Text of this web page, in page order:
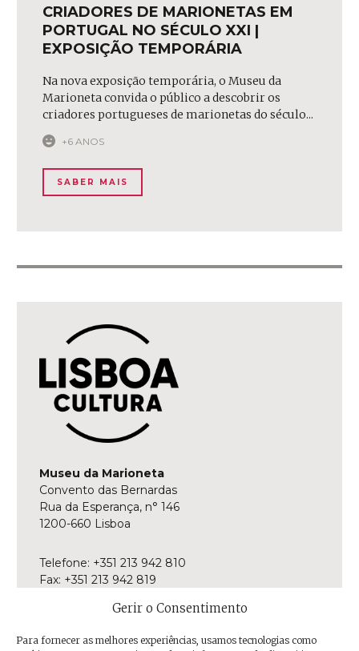
Gerir o Consentimento
Para fornecer as melhores experiências, usamos tecnologias como
CRIADORES DE MARIONETAS EM
PORTUGAL NO SÉCULO XXI |
EXPOSIÇÃO TEMPORÁRIA
Na nova exposição temporária, o Museu da
Marioneta convida o público a descobrir os
criadores portugueses de marionetas do século...
+6 ANOS
SABER MAIS
Museu da Marioneta
Convento das Bernardas
Rua da Esperança, n° 146
1200-660 Lisboa
Telefone: +351 213 942 810
Fax: +351 213 942 819
Aberto de terça-feira a domingo